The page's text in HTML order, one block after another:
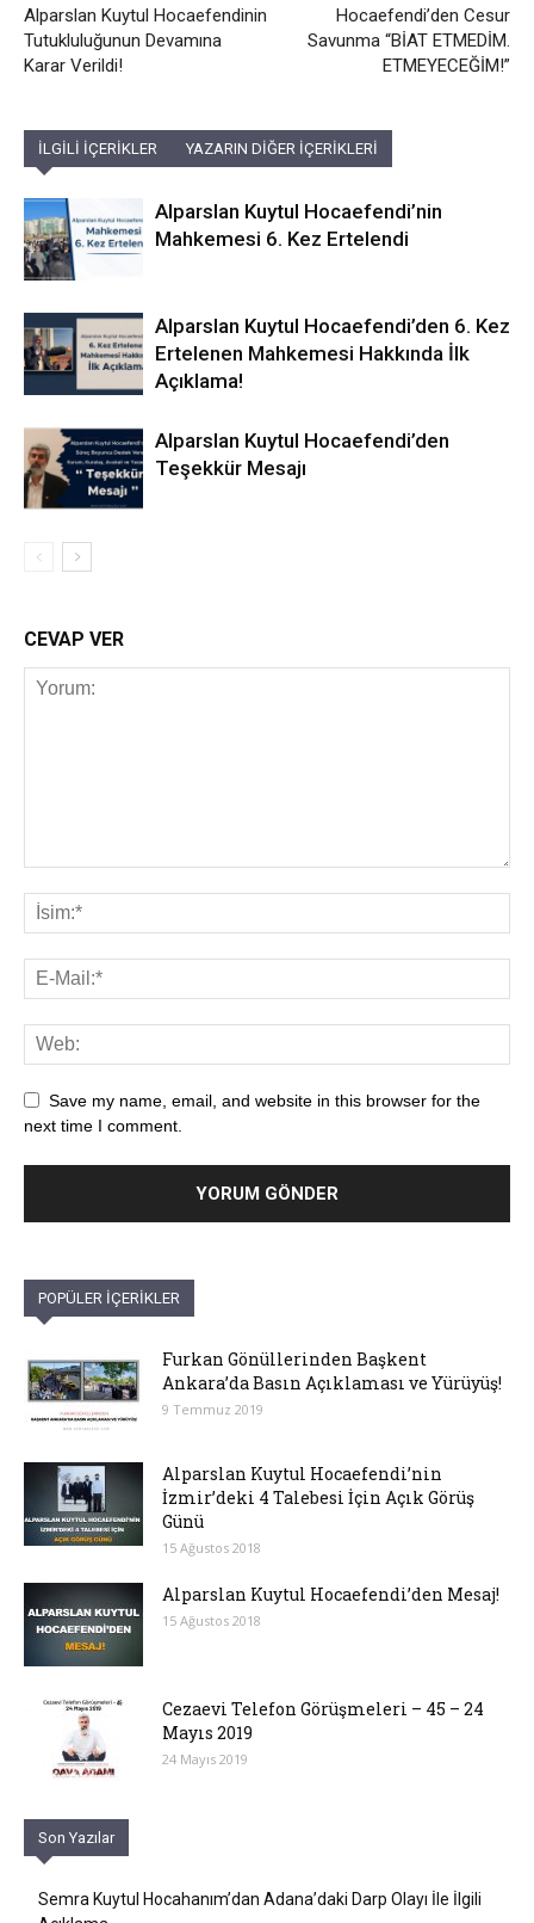
Alparslan Kuytul Hocaefendinin
Tutukluluğunun Devamına
Karar Verildi!
Hocaefendi’den Cesur
Savunma “BİAT ETMEDİM.
ETMEYECEĞİM!”
İLGİLİ İÇERİKLER YAZARIN DİĞER İÇERİKLERİ
Alparslan Kuytul Hocaefendi’nin
Mahkemesi 6. Kez Ertelendi
Alparslan Kuytul Hocaefendi’den 6. Kez
Ertelenen Mahkemesi Hakkında İlk
Açıklama!
Alparslan Kuytul Hocaefendi’den
Teşekkür Mesajı
CEVAP VER
Save my name, email, and website in this browser for the
next time I comment.
POPÜLER İÇERİKLER
Furkan Gönüllerinden Başkent
Ankara’da Basın Açıklaması ve Yürüyüş!
9 Temmuz 2019
Alparslan Kuytul Hocaefendi’nin
İzmir’deki 4 Talebesi İçin Açık Görüş
Günü
15 Ağustos 2018
Alparslan Kuytul Hocaefendi’den Mesaj!
15 Ağustos 2018
Cezaevi Telefon Görüşmeleri – 45 – 24
Mayıs 2019
24 Mayıs 2019
Son Yazılar
Semra Kuytul Hocahanım’dan Adana’daki Darp Olayı İle İlgili